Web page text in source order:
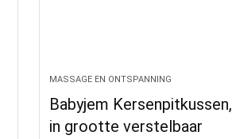
MASSAGE EN ONTSPANNING
Babyjem Kersenpitkussen,
in grootte verstelbaar